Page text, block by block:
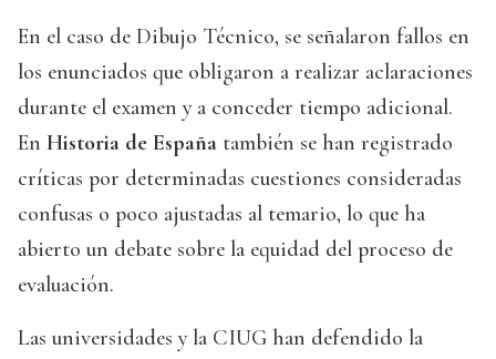
En el caso de Dibujo Técnico, se señalaron fallos en
los enunciados que obligaron a realizar aclaraciones
durante el examen y a conceder tiempo adicional.
En Historia de España también se han registrado
críticas por determinadas cuestiones consideradas
confusas o poco ajustadas al temario, lo que ha
abierto un debate sobre la equidad del proceso de
evaluación.
Las universidades y la CIUG han defendido la